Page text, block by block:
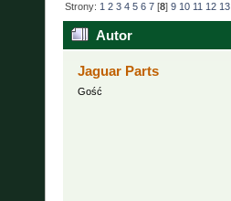
Strony: 1 2 3 4 5 6 7 [8]9 10 11 12 13
Autor
Jaguar Parts
Gość